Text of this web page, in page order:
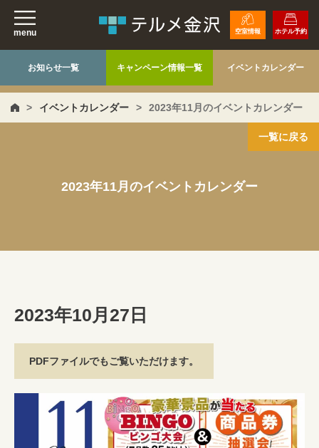
menu 空室情報 ホテル予約
お知らせ一覧 キャンペーン情報一覧 イベントカレンダー
> イベントカレンダー > 2023年11月のイベントカレンダー
2023年11月のイベントカレンダー
一覧に戻る
2023年10月27日
PDFファイルでもご覧いただけます。